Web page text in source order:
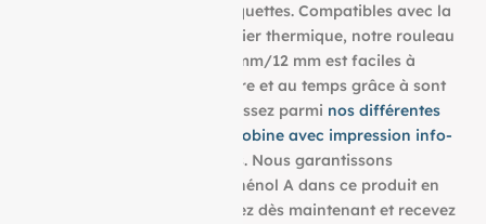
tous vos tickets, reçus, et étiquettes. Compatibles avec la
plupart des imprimantes papier thermique, notre rouleau
aux dimensions : 57 mm/40 mm/12 mm est faciles à
utiliser et résistent à la lumière et au temps grâce à sont
grammage de 55g/m². Choisissez parmi nos différentes
dimensions pour trouver la bobine avec impression info-
qui convient à vos besoins. Nous garantissons
également l’absence de bisphénol A dans ce produit en
papier BPA FREE. Commandez dès maintenant et recevez